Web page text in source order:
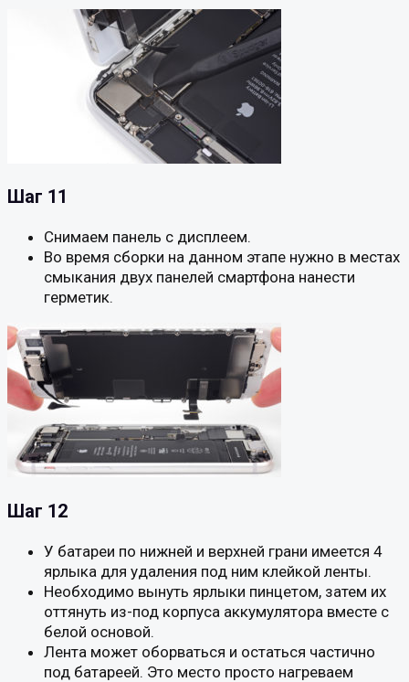
Шаг 11
Снимаем панель с дисплеем.
Во время сборки на данном этапе нужно в местах
смыкания двух панелей смартфона нанести
герметик.
Шаг 12
У батареи по нижней и верхней грани имеется 4
ярлыка для удаления под ним клейкой ленты.
Необходимо вынуть ярлыки пинцетом, затем их
оттянуть из-под корпуса аккумулятора вместе с
белой основой.
Лента может оборваться и остаться частично
под батареей. Это место просто нагреваем